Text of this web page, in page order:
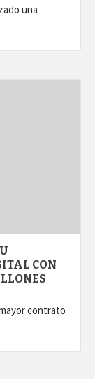
una
CON
contrato